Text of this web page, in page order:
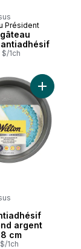
Président
$/1ch
moule carré
argent
cm
1ch
Ajouter